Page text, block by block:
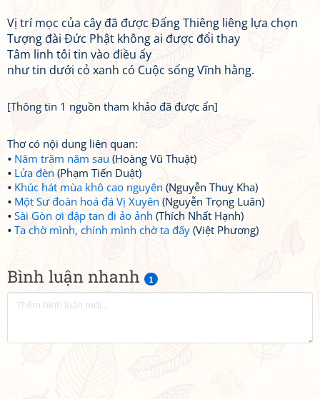
Bình luận nhanh 1
Vị trí mọc của cây đã được Đấng Thiêng liêng lựa chọn
Tượng đài Đức Phật không ai được đổi thay
Tâm linh tôi tin vào điều ấy
như tin dưới cỏ xanh có Cuộc sống Vĩnh hằng.
[Thông tin 1 nguồn tham khảo đã được ẩn]
Thơ có nội dung liên quan:
Năm trăm năm sau (Hoàng Vũ Thuật)
Lửa đèn (Phạm Tiến Duật)
Khúc hát mùa khô cao nguyên (Nguyễn Thuỵ Kha)
Một Sư đoàn hoá đá Vị Xuyên (Nguyễn Trọng Luân)
Sài Gòn ơi đập tan đi ảo ảnh (Thích Nhất Hạnh)
Ta chờ mình, chính mình chờ ta đấy (Việt Phương)